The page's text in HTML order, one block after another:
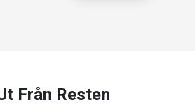
Från Resten